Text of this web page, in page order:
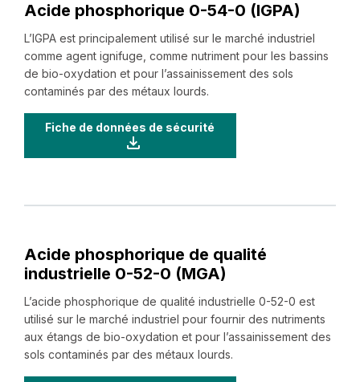
Acide phosphorique ‍0-‍54-‍0 (IGPA)
L’IGPA est principalement utilisé sur le marché industriel
comme agent ignifuge, comme nutriment pour les bassins
de bio-oxydation et pour l’assainissement des sols
contaminés par des métaux lourds.
Fiche de données de sécurité
Acide phosphorique de qualité
industrielle ‍0-‍52-‍0 (MGA)
L’acide phosphorique de qualité industrielle ‍0-‍52-‍0 est
utilisé sur le marché industriel pour fournir des nutriments
aux étangs de bio-oxydation et pour l’assainissement des
sols contaminés par des métaux lourds.